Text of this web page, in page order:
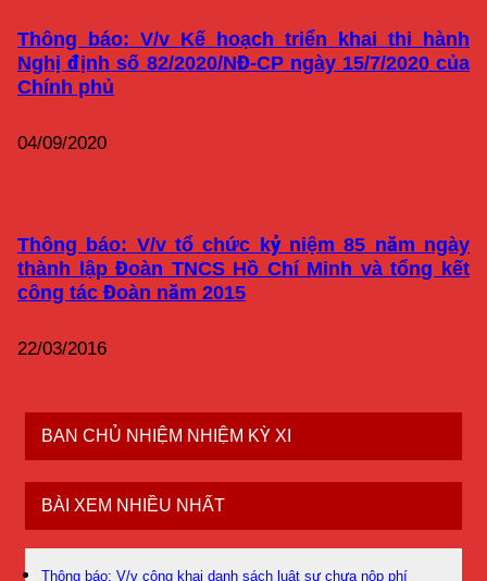
Thông báo: V/v Kế hoạch triển khai thi hành
Nghị định số 82/2020/NĐ-CP ngày 15/7/2020 của
Chính phủ
04/09/2020
Thông báo: V/v tổ chức kỷ niệm 85 năm ngày
thành lập Đoàn TNCS Hồ Chí Minh và tổng kết
công tác Đoàn năm 2015
22/03/2016
BAN CHỦ NHIỆM NHIỆM KỲ XI
BÀI XEM NHIỀU NHẤT
Thông báo: V/v công khai danh sách luật sư chưa nộp phí